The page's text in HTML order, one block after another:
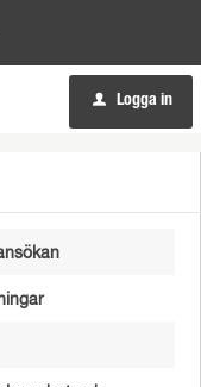
u Logga in